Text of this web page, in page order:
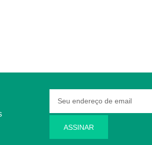
ASSINAR